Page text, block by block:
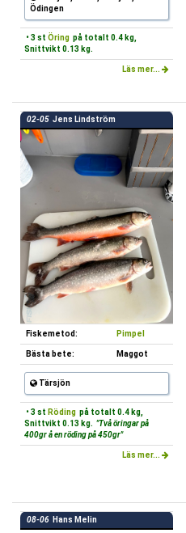
Ödingen
• 3 st Öring på totalt 0.4 kg,
Snittvikt 0.13 kg.
Läs mer...
02-05 Jens Lindström
Fiskemetod: Pimpel
Bästa bete: Maggot
Tärsjön
• 3 st Röding på totalt 0.4 kg,
Snittvikt 0.13 kg. "Två öringar på
400gr å en röding på 450gr"
Läs mer...
08-06 Hans Melin